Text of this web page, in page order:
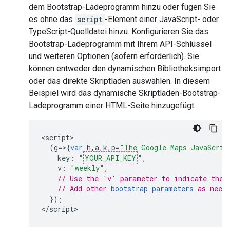
dem Bootstrap-Ladeprogramm hinzu oder fügen Sie
es ohne das script -Element einer JavaScript- oder
TypeScript-Quelldatei hinzu. Konfigurieren Sie das
Bootstrap-Ladeprogramm mit Ihrem API-Schlüssel
und weiteren Optionen (sofern erforderlich). Sie
können entweder den dynamischen Bibliotheksimport
oder das direkte Skriptladen auswählen. In diesem
Beispiel wird das dynamische Skriptladen-Bootstrap-
Ladeprogramm einer HTML-Seite hinzugefügt:
<script
(g=>{var h, a, k, p="The Google Maps
key : " YOUR_API_KEY " ,
v : "weekly" ,
// Use the 'v' parameter to indicate the
// Add other bootstrap parameters as
});
</script>